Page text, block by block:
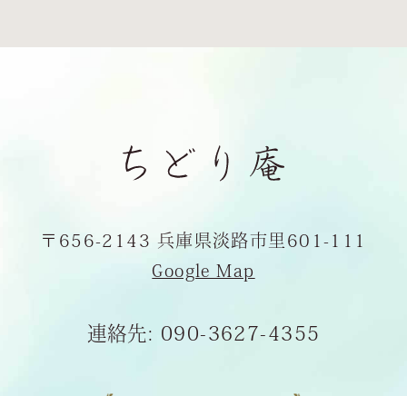
〒656-2143 兵庫県淡路市里601-111
Google Map
連絡先: 090-3627-4355